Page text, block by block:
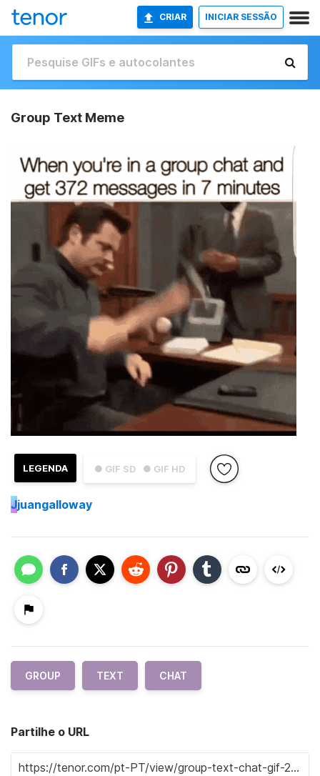
CRIAR INICIAR SESSÃO
Group Text Meme
● GIF SD ● GIF HD
LEGENDA
Jjuangalloway
GROUP TEXT CHAT
Partilhe o URL